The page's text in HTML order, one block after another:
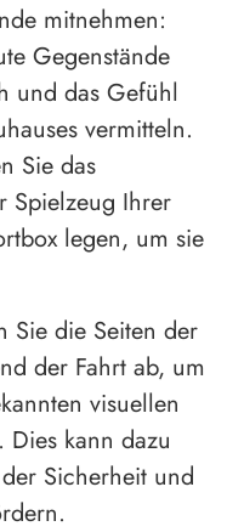
mitnehmen:
Gegenstände
und das Gefühl
vermitteln.
Sie das
Spielzeug Ihrer
legen, um sie
Sie die Seiten der
der Fahrt ab, um
visuellen
Dies kann dazu
Sicherheit und